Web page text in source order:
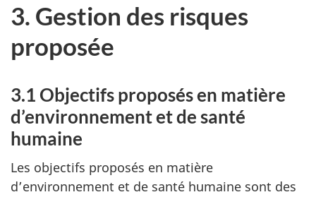
3. Gestion des risques
proposée
3.1 Objectifs proposés en matière
d’environnement et de santé
humaine
Les objectifs proposés en matière
d’environnement et de santé humaine sont des